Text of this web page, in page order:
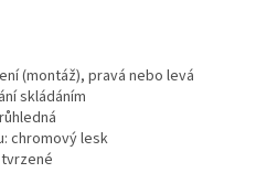
(montáž), pravá nebo levá
skládáním
chromový lesk